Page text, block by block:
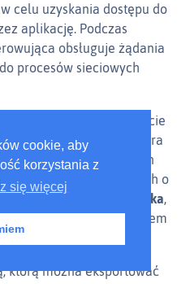
cookie, aby
korzystania z
się więcej
, w celu uzyskania dostępu do
aplikację. Podczas
obsługuje żądania
procesów sieciowych
jest poprzez użycie
dodania biblioteki serwera
dla Pythona, Thin
i innych języków opartych o
wprzestrzeni użytkownika
Kontrakt ze środowiskiem
żądań serwera.
którą można eksportować